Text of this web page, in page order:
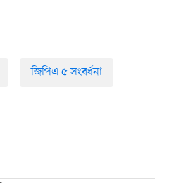
জিপিএ ৫ সংবর্ধনা